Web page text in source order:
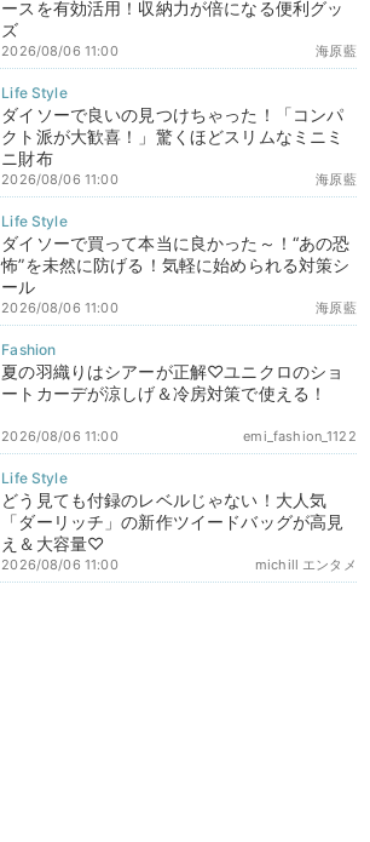
ースを有効活用！収納力が倍になる便利グッ
ズ
海原藍
2026/08/06 11:00
ダイソーで良いの見つけちゃった！「コンパ
クト派が大歓喜！」驚くほどスリムなミニミ
ニ財布
海原藍
2026/08/06 11:00
ダイソーで買って本当に良かった～！“あの恐
怖”を未然に防げる！気軽に始められる対策シ
ール
海原藍
2026/08/06 11:00
夏の羽織りはシアーが正解♡ユニクロのショ
ートカーデが涼しげ＆冷房対策で使える！
emi_fashion_1122
2026/08/06 11:00
どう見ても付録のレベルじゃない！大人気
「ダーリッチ」の新作ツイードバッグが高見
え＆大容量♡
michill エンタメ
2026/08/06 11:00